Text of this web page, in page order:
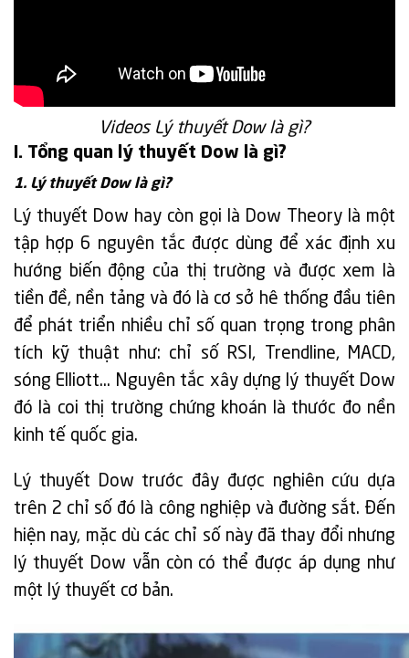
Videos Lý thuyết Dow là gì?
I. Tổng quan lý thuyết Dow là gì?
1. Lý thuyết Dow là gì?
Lý thuyết Dow hay còn gọi là Dow Theory là một
tập hợp 6 nguyên tắc được dùng để xác định xu
hướng biến động của thị trường và được xem là
tiền đề, nền tảng và đó là cơ sở hê thống đầu tiên
để phát triển nhiều chỉ số quan trọng trong phân
tích kỹ thuật như: chỉ số RSI, Trendline, MACD,
sóng Elliott… Nguyên tắc xây dựng lý thuyết Dow
đó là coi thị trường chứng khoán là thước đo nền
kinh tế quốc gia.
Lý thuyết Dow trước đây được nghiên cứu dựa
trên 2 chỉ số đó là công nghiệp và đường sắt. Đến
hiện nay, mặc dù các chỉ số này đã thay đổi nhưng
lý thuyết Dow vẫn còn có thể được áp dụng như
một lý thuyết cơ bản.